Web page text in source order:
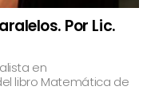
Por Lic.
en
libro Matemática de